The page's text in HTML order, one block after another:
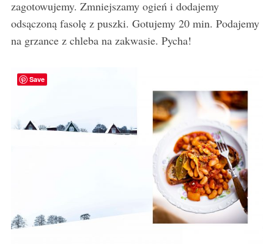
zagotowujemy. Zmniejszamy ogień i dodajemy
odsączoną fasolę z puszki. Gotujemy 20 min. Podajemy
na grzance z chleba na zakwasie. Pycha!
Save